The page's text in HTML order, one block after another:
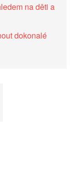
na děti a
dokonalé